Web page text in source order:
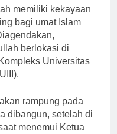
memiliki kekayaan
bagi umat Islam
berlokasi di
Universitas
rampung pada
dibangun, setelah di
menemui Ketua